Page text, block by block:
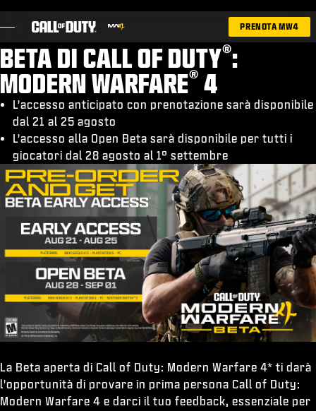
GIOCHI
NOVITÀ
NEGOZIO
ESPORTS
ASSISTENZA
ACCEDI| REGISTRATI
PRENOTA MW4
BETA DI CALL OF DUTY®:
MODERN WARFARE® 4
L'accesso anticipato con prenotazione sarà disponibile
dal 21 al 25 agosto
L'accesso alla Open Beta sarà disponibile per tutti i
giocatori dal 28 agosto al 1° settembre
La Beta aperta di Call of Duty: Modern Warfare 4* ti darà
l'opportunità di provare in prima persona Call of Duty:
Modern Warfare 4 e darci il tuo feedback, essenziale per